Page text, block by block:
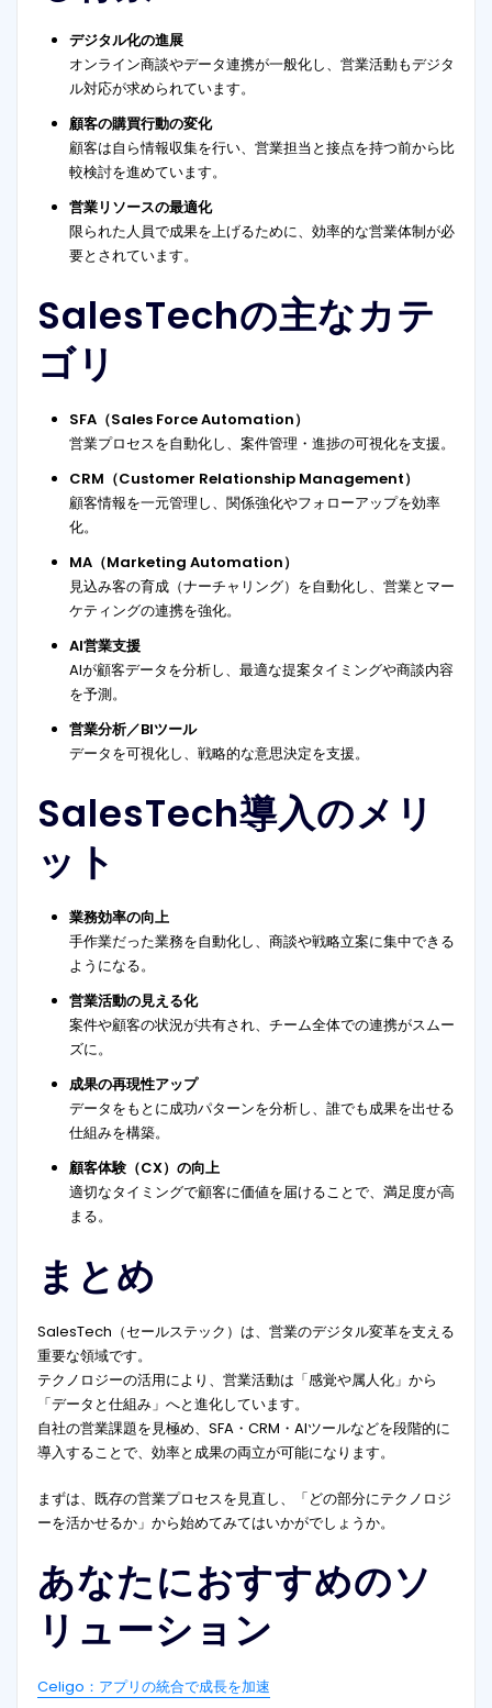
デジタル化の進展
オンライン商談やデータ連携が一般化し、営業活動もデジタ
ル対応が求められています。
顧客の購買行動の変化
顧客は自ら情報収集を行い、営業担当と接点を持つ前から比
較検討を進めています。
営業リソースの最適化
限られた人員で成果を上げるために、効率的な営業体制が必
要とされています。
SalesTechの主なカテ
ゴリ
SFA（Sales Force Automation）
営業プロセスを自動化し、案件管理・進捗の可視化を支援。
CRM（Customer Relationship Management）
顧客情報を一元管理し、関係強化やフォローアップを効率
化。
MA（Marketing Automation）
見込み客の育成（ナーチャリング）を自動化し、営業とマー
ケティングの連携を強化。
AI営業支援
AIが顧客データを分析し、最適な提案タイミングや商談内容
を予測。
営業分析／BIツール
データを可視化し、戦略的な意思決定を支援。
SalesTech導入のメリ
ット
業務効率の向上
手作業だった業務を自動化し、商談や戦略立案に集中できる
ようになる。
営業活動の見える化
案件や顧客の状況が共有され、チーム全体での連携がスムー
ズに。
成果の再現性アップ
データをもとに成功パターンを分析し、誰でも成果を出せる
仕組みを構築。
顧客体験（CX）の向上
適切なタイミングで顧客に価値を届けることで、満足度が高
まる。
まとめ
SalesTech（セールステック）は、営業のデジタル変革を支える
重要な領域です。
テクノロジーの活用により、営業活動は「感覚や属人化」から
「データと仕組み」へと進化しています。
自社の営業課題を見極め、SFA・CRM・AIツールなどを段階的に
導入することで、効率と成果の両立が可能になります。
まずは、既存の営業プロセスを見直し、「どの部分にテクノロジ
ーを活かせるか」から始めてみてはいかがでしょうか。
あなたにおすすめのソ
リューション
Celigo：アプリの統合で成長を加速